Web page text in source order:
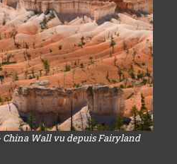
China Wall vu depuis Fairyland